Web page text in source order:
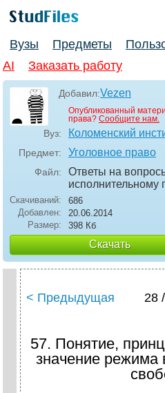
Вузы Предметы
AI
Заказать работу
Добавил:Vezen
Опубликованный
права? Сообщите нам.
Вуз: Коломенский
Предмет: Уголовное право
Файл:
Ответы на
исполнительному
Скачиваний:
686
Добавлен:
20.06.2014
Размер:
398 Кб
Скачать
< Предыдущая 28
57. Понятие,
значение режима